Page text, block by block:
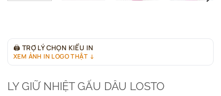
🖨 TRỢ LÝ CHỌN KIỂU IN
XEM ẢNH IN LOGO THẬT ↓
LY GIỮ NHIỆT GẤU DÂU LOSTO